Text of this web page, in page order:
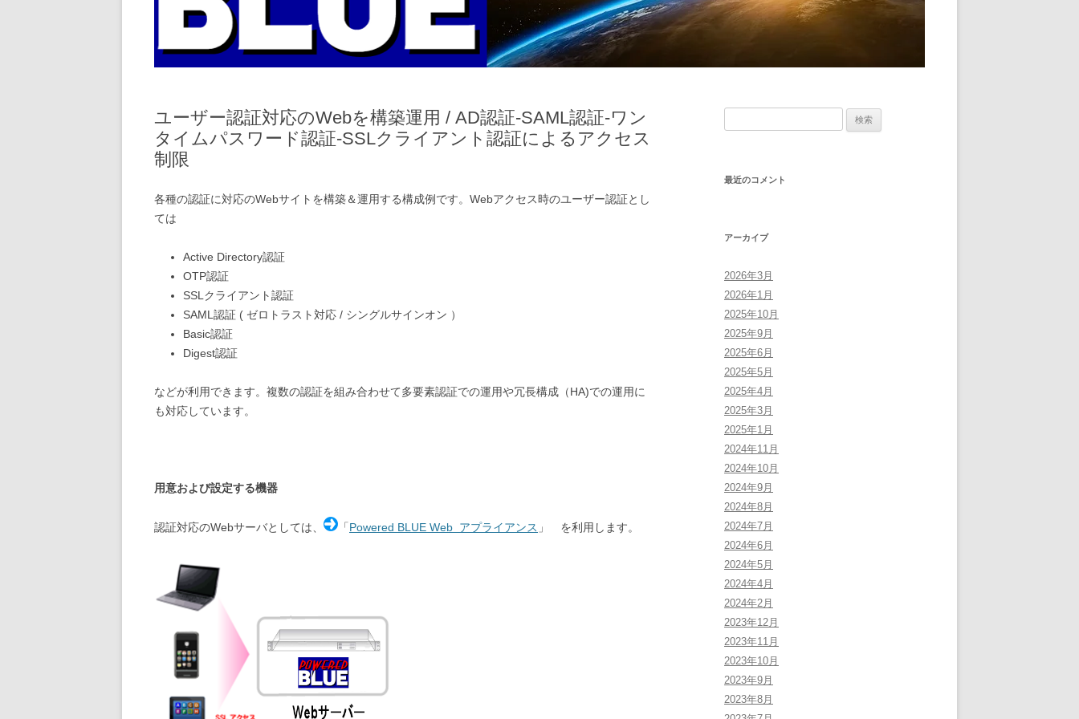
ユーザー認証対応のWebを構築運用 / AD認証-SAML認証-ワン
タイムパスワード認証-SSLクライアント認証によるアクセス
制限
各種の認証に対応のWebサイトを構築＆運用する構成例です。Webアクセス時のユーザー認証とし
ては
Active Directory認証
OTP認証
SSLクライアント認証
SAML認証 ( ゼロトラスト対応 / シングルサインオン ）
Basic認証
Digest認証
などが利用できます。複数の認証を組み合わせて多要素認証での運用や冗長構成（HA)での運用に
も対応しています。
用意および設定する機器
認証対応のWebサーバとしては、 「Powered BLUE Web アプライアンス 」 を利用します。
最近のコメント
アーカイブ
2026年3月
2026年1月
2025年10月
2025年9月
2025年6月
2025年5月
2025年4月
2025年3月
2025年1月
2024年11月
2024年10月
2024年9月
2024年8月
2024年7月
2024年6月
2024年5月
2024年4月
2024年2月
2023年12月
2023年11月
2023年10月
2023年9月
2023年8月